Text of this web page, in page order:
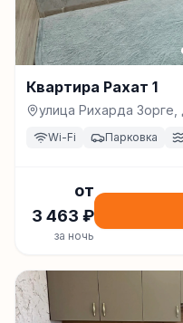
Квартира Рахат 1
улица Рихарда
Wi-Fi Парковка
от
3 463 ₽
за ночь